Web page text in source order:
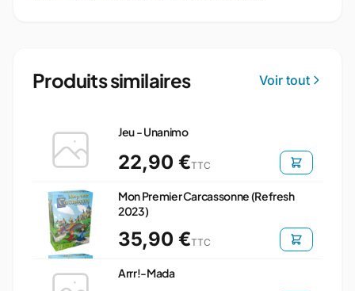
Produits similaires Voir tout
Jeu - Unanimo
22,90 €TTC
Mon Premier Carcassonne (Refresh
2023)
35,90 €TTC
Arrr!-Mada